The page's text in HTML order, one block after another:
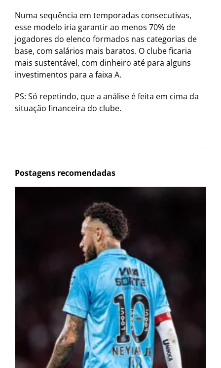
Numa sequência em temporadas consecutivas,
esse modelo iria garantir ao menos 70% de
jogadores do elenco formados nas categorias de
base, com salários mais baratos. O clube ficaria
mais sustentável, com dinheiro até para alguns
investimentos para a faixa A.
PS: Só repetindo, que a análise é feita em cima da
situação financeira do clube.
Postagens recomendadas